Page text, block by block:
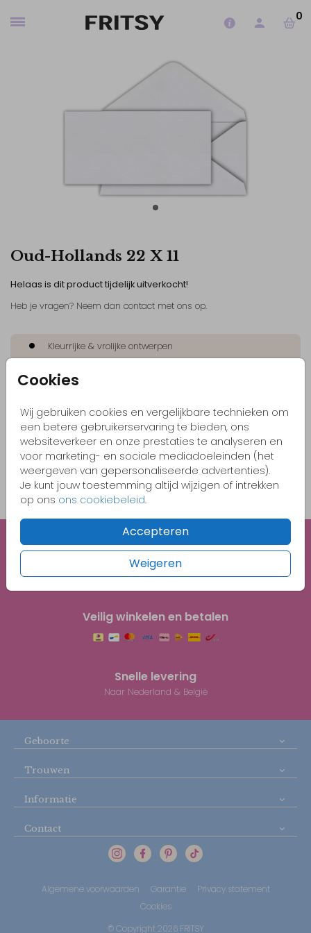
0
Cookies
Wij gebruiken cookies en vergelijkbare technieken om
een betere gebruikerservaring te bieden, ons
websiteverkeer en onze prestaties te analyseren en
voor marketing- en sociale mediadoeleinden (het
weergeven van gepersonaliseerde advertenties).
Je kunt jouw toestemming altijd wijzigen of intrekken
op ons ons cookiebeleid.
Accepteren
Weigeren
Oud-Hollands 22 X 11
Helaas is dit product tijdelijk uitverkocht!
Heb je vragen? Neem dan contact met ons op.
Kleurrijke & vrolijke ontwerpen
Pas zelf het kaartje aan naar jouw wensen
Bestel gemakkelijk een proefdruk vanaf €1,-
OMSCHRIJVING
oud-hollands 22 x 11
Prijs:
Unieke illustraties
Gratis 1e proefdruk met code BABY26
Veilig winkelen en betalen
Snelle levering
Naar Nederland & België
Geboorte
Trouwen
Informatie
Contact
Algemene voorwaarden Garantie
Privacy statement
Cookies
© Copyright 2026 FRITSY